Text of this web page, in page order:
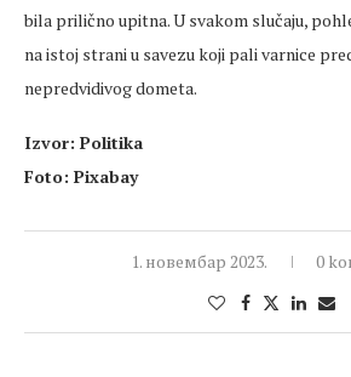
bila prilično upitna. U svakom slučaju,
na istoj strani u savezu koji pali varnice
nepredvidivog dometa.
Izvor: Politika
Foto: Pixabay
1. новембар 2023. 0